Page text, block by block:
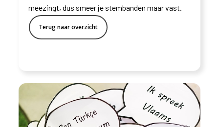
meezingt, dus smeer je stembanden maar vast.
Terug naar overzicht